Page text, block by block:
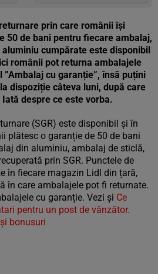
prin care românii își
50 de bani pentru fiecare ambalaj,
cumpărate este disponibil
românii pot returna ambalajele
cu garanție”, însă puțini
dispoziție câteva luni, după care
despre ce este vorba.
(SGR) este disponibil și în
plătesc o garanție de 50 de bani
din aluminiu, ambalaj de sticlă,
prin SGR. Punctele de
în fiecare magazin Lidl din țară,
în care ambalajele pot fi returnate.
cu garanție. Vezi și Ce
pentru un post de vânzător.
bonusuri